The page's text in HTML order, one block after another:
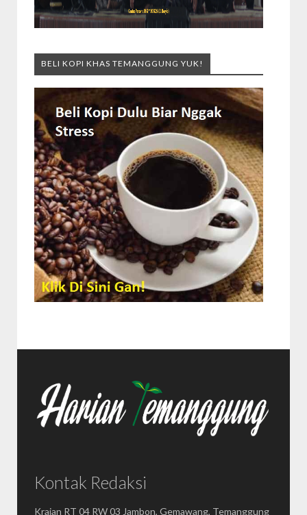
BELI KOPI KHAS TEMANGGUNG YUK!
Kontak Redaksi
Krajan RT 04 RW 03 Jambon, Gemawang, Temanggung